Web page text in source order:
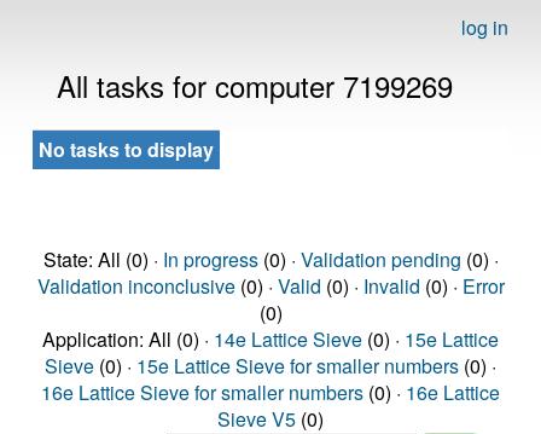
log in
All tasks for computer 7199269
No tasks to display
State: All (0) · In progress(0) · Validation pending (0) ·
Validation inconclusive(0) · Valid (0) · Invalid (0) · Error
(0)
Application: All (0) · 14e Lattice Sieve (0) · 15e Lattice
Sieve (0) · 15e Lattice Sieve for smaller numbers (0) ·
16e Lattice Sieve for smaller numbers (0) · 16e Lattice
Sieve V5 (0)